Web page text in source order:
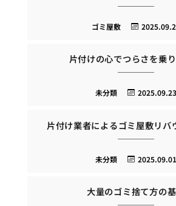
ゴミ屋敷
片付けの心でつらさを乗
2025.09.23
未分類
片付け業者によるゴミ屋敷リバ
2025.09.01
未分類
大量のゴミ捨て方の